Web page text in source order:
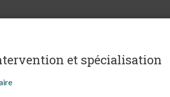
et spécialisation